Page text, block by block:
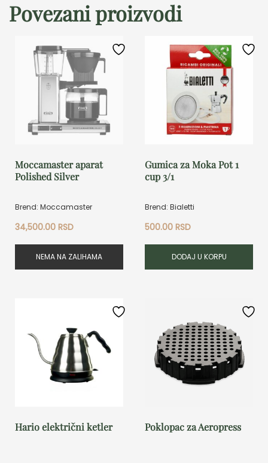
Povezani proizvodi
Moccamaster aparat
Polished Silver
Brend: Moccamaster
34,500.00 RSD
NEMA NA ZALIHAMA
Gumica za Moka Pot 1
cup 3/1
Brend: Bialetti
500.00RSD
DODAJ U KORPU
Hario električni ketler Poklopac za Aeropress